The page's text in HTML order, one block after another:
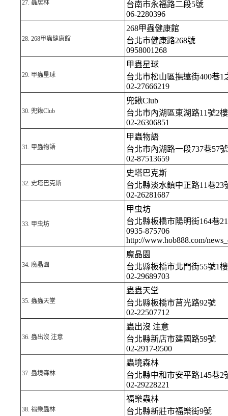
27. 蟲居林
台南市永福路二段5號
06-2280396
28. 268甲蟲健康館
268甲蟲健康館
台北市健康路268號
0958001268
29. 甲蟲星球
甲蟲星球
台北市松山區撫遠街400巷1
02-27666219
30. 兜鍬Club
兜鍬Club
台北市內湖區東湖路11號2樓
02-26306851
31. 甲蟲物語
甲蟲物語
台北市內湖路一段737巷57
02-87513659
32. 史塔巴克斯
史塔巴克斯
台北縣淡水鎮中正路11巷23
02-26281687
33. 甲虫坊
甲虫坊
台北縣板橋市陽明街164巷
0935-875706
http://www.hob888.com/
34. 魔晶園
魔晶園
台北縣板橋市北門街55號1
02-29689703
35. 蟲蟲天堂
蟲蟲天堂
台北縣板橋市莒光路92號
02-22507712
36. 蟲出沒 注意
蟲出沒 注意
台北縣新店市建國路59號
02-2917-9500
37. 蟲境森林
蟲境森林
台北縣中和市安平路145巷2
02-29228221
38. 福樂蟲林
福樂蟲林
台北縣新莊市福樂街9號